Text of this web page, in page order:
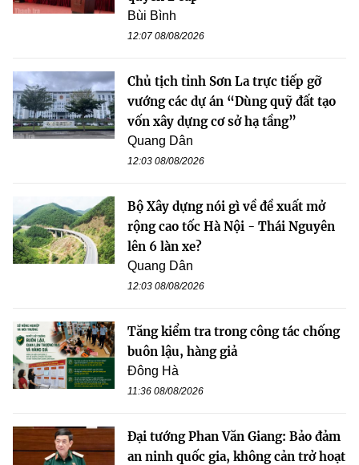
Bùi Bình
12:07 08/08/2026
Chủ tịch tỉnh Sơn La trực tiếp gỡ
vướng các dự án “Dùng quỹ đất tạo
vốn xây dựng cơ sở hạ tầng”
Quang Dân
12:03 08/08/2026
Bộ Xây dựng nói gì về đề xuất mở
rộng cao tốc Hà Nội - Thái Nguyên
lên 6 làn xe?
Quang Dân
12:03 08/08/2026
Tăng kiểm tra trong công tác chống
buôn lậu, hàng giả
Đông Hà
11:36 08/08/2026
Đại tướng Phan Văn Giang: Bảo đảm
an ninh quốc gia, không cản trở hoạt